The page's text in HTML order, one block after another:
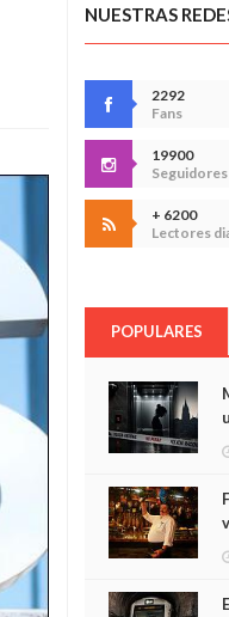
NUESTRAS
2292
Fans
19900
Seguidores
+ 6200
Lectores
POPULARES